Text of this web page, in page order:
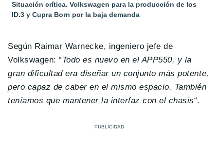
Situación crítica. Volkswagen para la producción de los
ID.3 y Cupra Born por la baja demanda
Según Raimar Warnecke, ingeniero jefe de
Volkswagen: “Todo es nuevo en el APP550, y la
gran dificultad era diseñar un conjunto más potente,
pero capaz de caber en el mismo espacio. También
teníamos que mantener la interfaz con el chasis“.